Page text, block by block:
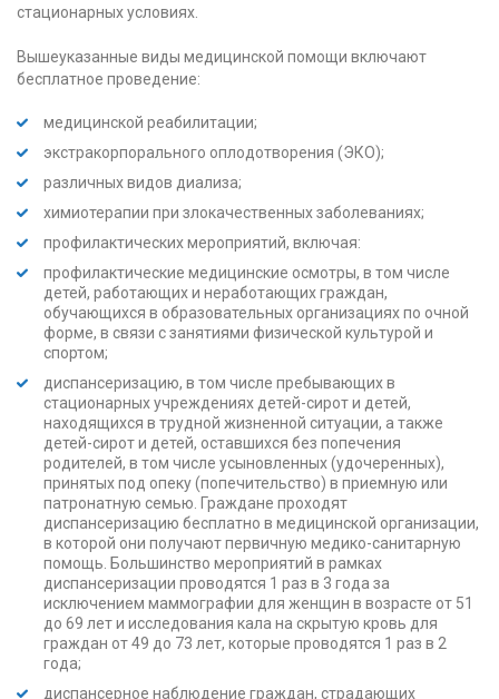
стационарных условиях.
Вышеуказанные виды медицинской помощи включают
бесплатное проведение:
медицинской реабилитации;
экстракорпорального оплодотворения (ЭКО);
различных видов диализа;
химиотерапии при злокачественных заболеваниях;
профилактических мероприятий, включая:
профилактические медицинские осмотры, в том числе
детей, работающих и неработающих граждан,
обучающихся в образовательных организациях по очной
форме, в связи с занятиями физической культурой и
спортом;
диспансеризацию, в том числе пребывающих в
стационарных учреждениях детей-сирот и детей,
находящихся в трудной жизненной ситуации, а также
детей-сирот и детей, оставшихся без попечения
родителей, в том числе усыновленных (удочеренных),
принятых под опеку (попечительство) в приемную или
патронатную семью. Граждане проходят
диспансеризацию бесплатно в медицинской организации,
в которой они получают первичную медико-санитарную
помощь. Большинство мероприятий в рамках
диспансеризации проводятся 1 раз в 3 года за
исключением маммографии для женщин в возрасте от 51
до 69 лет и исследования кала на скрытую кровь для
граждан от 49 до 73 лет, которые проводятся 1 раз в 2
года;
диспансерное наблюдение граждан, страдающих